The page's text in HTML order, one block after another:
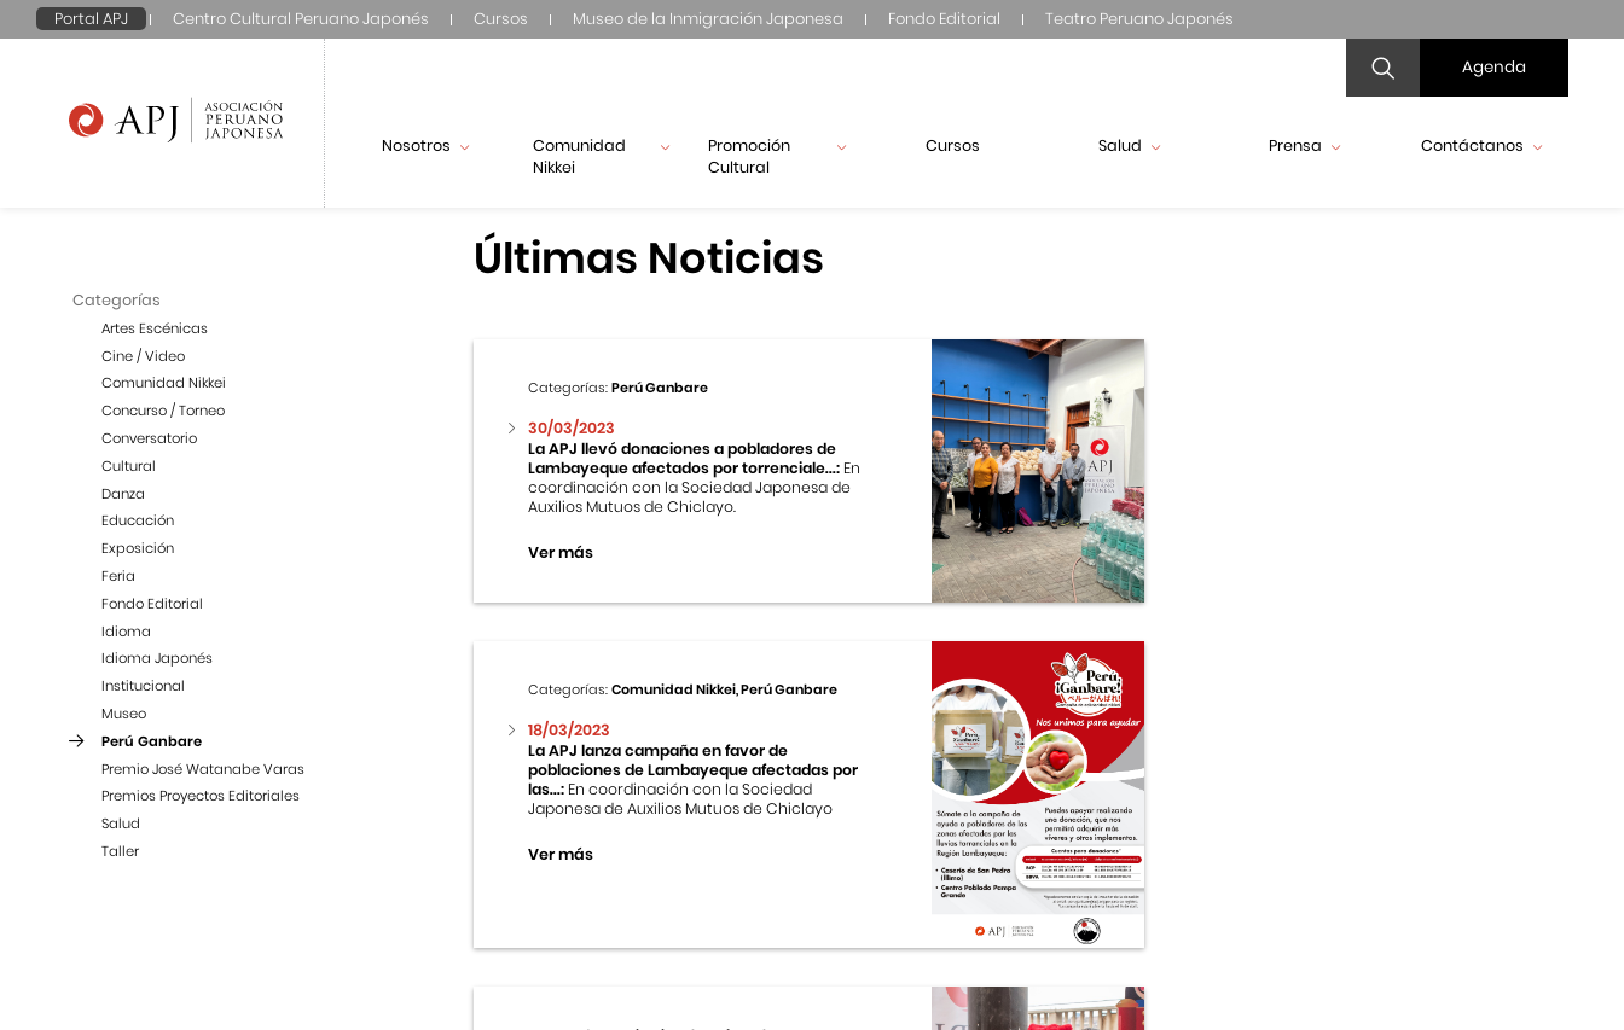
Portal APJ Centro Cultural Peruano Japonés Cursos Museo de la Inmigración Japonesa Fondo Editorial Teatro Peruano Japonés
Agenda
Nosotros
Comunidad
Nikkei
Promoción
Cultural
Cursos Salud Prensa Contáctanos
Categorías
Artes Escénicas
Cine / Video
Comunidad Nikkei
Concurso / Torneo
Conversatorio
Cultural
Danza
Educación
Exposición
Feria
Fondo Editorial
Idioma
Idioma Japonés
Institucional
Museo
Perú Ganbare
Premio José Watanabe Varas
Premios Proyectos Editoriales
Salud
Taller
Últimas Noticias
Categorías:Perú Ganbare
30/03/2023
La APJ llevó donaciones a pobladores de
Lambayeque afectados por torrenciale...: En
coordinación con la Sociedad Japonesa de
Auxilios Mutuos de Chiclayo.
Ver más
Categorías:Comunidad Nikkei, Perú Ganbare
18/03/2023
La APJ lanza campaña en favor de
poblaciones de Lambayeque afectadas por
las...: En coordinación con la Sociedad
Japonesa de Auxilios Mutuos de Chiclayo
Ver más